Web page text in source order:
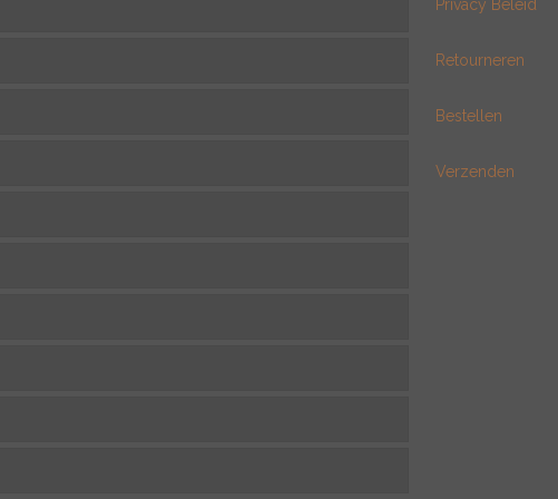
Privacy Beleid
Retourneren
Bestellen
Verzenden